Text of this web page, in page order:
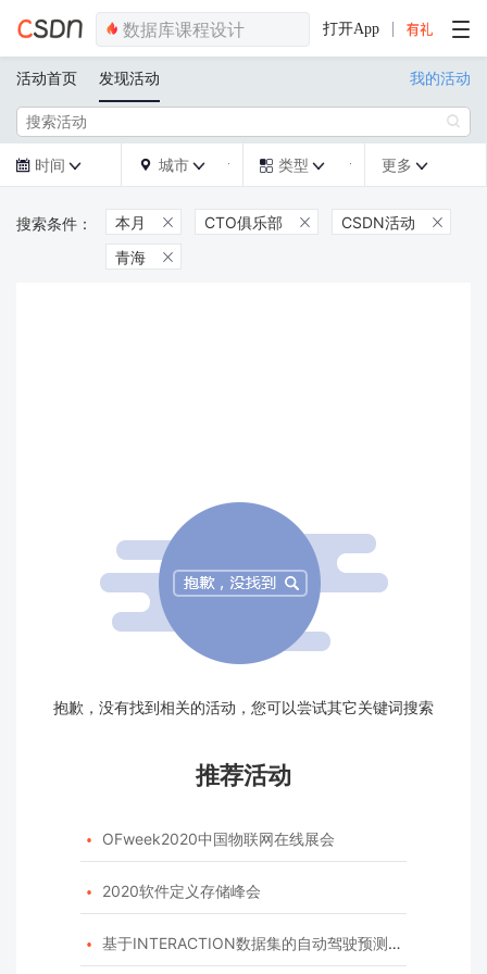
打开App
活动首页 发现活动 我的活动

 时间   城市   类型  更多 
本月  CTO俱乐部  CSDN活动 
青海 
抱歉，没有找到相关的活动，您可以尝试其它关键词搜索
推荐活动
 OFweek2020中国物联网在线展会
 2020软件定义存储峰会
 基于INTERACTION数据集的自动驾驶预测模型挑战赛